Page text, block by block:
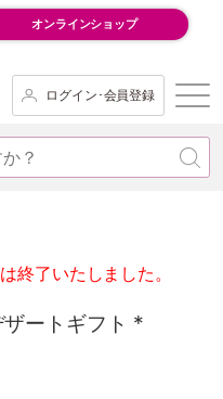
オンラインショップ
ログイン･会員登録
終了いたしました。
ザートギフト *